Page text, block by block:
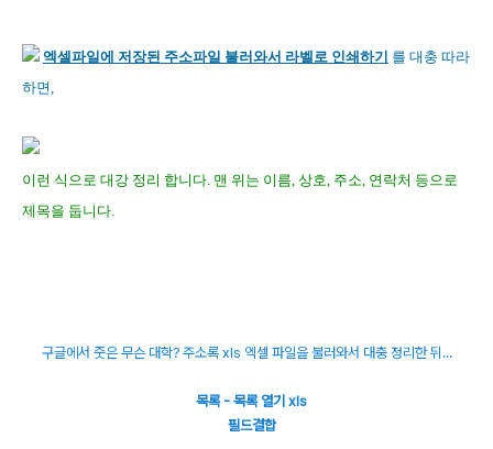
엑셀파일에 저장된 주소파일 불러와서 라벨로 인쇄하기 를 대충 따라
하면,
이런 식으로 대강 정리 합니다. 맨 위는 이름, 상호, 주소, 연락처 등으로
제목을 둡니다.
구글에서 줏은 무슨 대학? 주소록 xls 엑셀 파일을 불러와서 대충 정리한 뒤...
목록 - 목록 열기 xls
필드결합